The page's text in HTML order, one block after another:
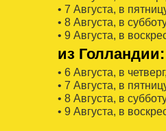
• 7 Августa, в
• 8 Августa, в
• 9 Августa, в
из Голландии:
• 6 Августa, в
• 7 Августa, в
• 8 Августa, в
• 9 Августa, в